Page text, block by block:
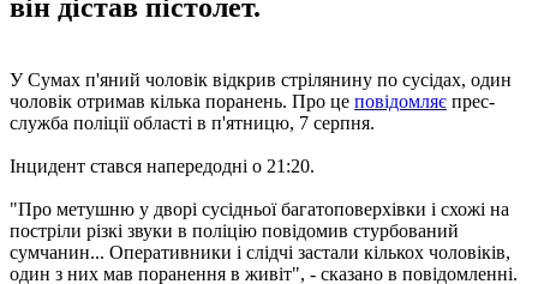
він дістав пістолет.
У Сумах п'яний чоловік відкрив стрілянину по сусідах, один
чоловік отримав кілька поранень. Про це повідомляє прес-
служба поліції області в п'ятницю, 7 серпня.
Інцидент стався напередодні о 21:20.
"Про метушню у дворі сусідньої багатоповерхівки і схожі на
постріли різкі звуки в поліцію повідомив стурбований
сумчанин... Оперативники і слідчі застали кількох чоловіків,
один з них мав поранення в живіт", - сказано в повідомленні.